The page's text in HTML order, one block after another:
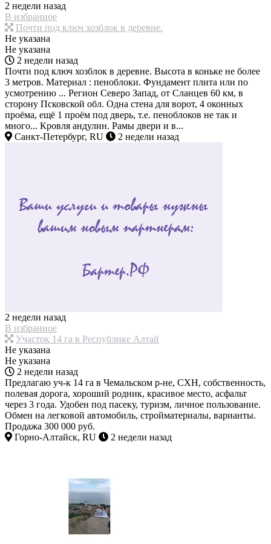
2 недели назад
В избранное
Почти под ключ хозблок в деревне.
Не указана
Не указана
2 недели назад
Почти под ключ хозблок в деревне. Высота в коньке не более
3 метров. Материал : пеноблоки. Фундамент плита или по
усмотрению ... Регион Северо Запад, от Сланцев 60 км, в
сторону Псковской обл. Одна стена для ворот, 4 оконных
проёма, ещё 1 проём под дверь, т.е. пеноблоков не так и
много... Кровля андулин. Рамы двери и в...
Санкт-Петербург, RU
2 недели назад
2 недели назад
В избранное
Участок 14 га в Республике Алтай
Не указана
Не указана
2 недели назад
Предлагаю уч-к 14 га в Чемальском р-не, СХН, собственность,
полевая дорога, хороший родник, красивое место, асфальт
через 3 года. Удобен под пасеку, туризм, личное пользование.
Обмен на легковой автомобиль, стройматериалы, варианты.
Продажа 300 000 руб.
Горно-Алтайск, RU
2 недели назад